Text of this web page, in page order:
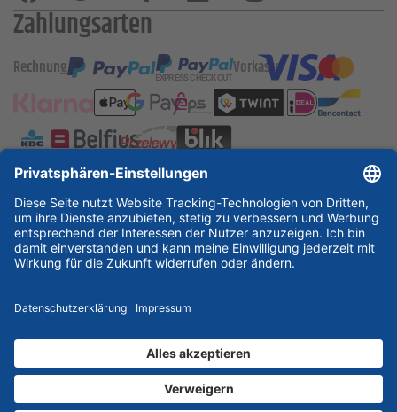
Zahlungsarten
Rechnung Vorkasse
ESSKA International
new
new new